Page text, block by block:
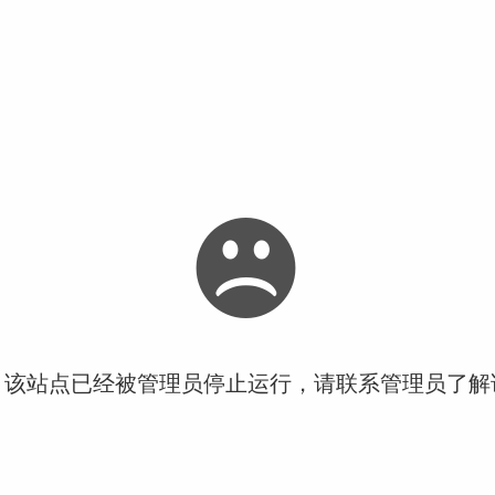
站点已经被管理员停止运行，请联系管理员了